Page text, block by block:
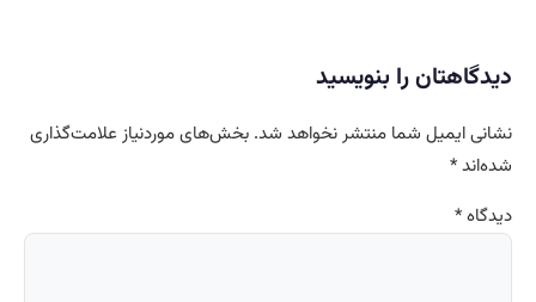
دیدگاهتان را بنویسید
نشانی ایمیل شما منتشر نخواهد شد. بخش‌های موردنیاز علامت‌گذاری
شده‌اند*
دیدگاه*